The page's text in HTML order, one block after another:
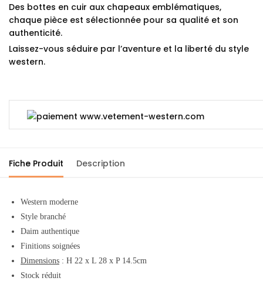
Des bottes en cuir aux chapeaux emblématiques,
chaque pièce est sélectionnée pour sa qualité et son
authenticité.
Laissez-vous séduire par l’aventure et la liberté du style
western.
Fiche Produit Description
Western moderne
Style branché
Daim authentique
Finitions soignées
Dimensions : H 22 x L 28 x P 14.5cm
Stock réduit